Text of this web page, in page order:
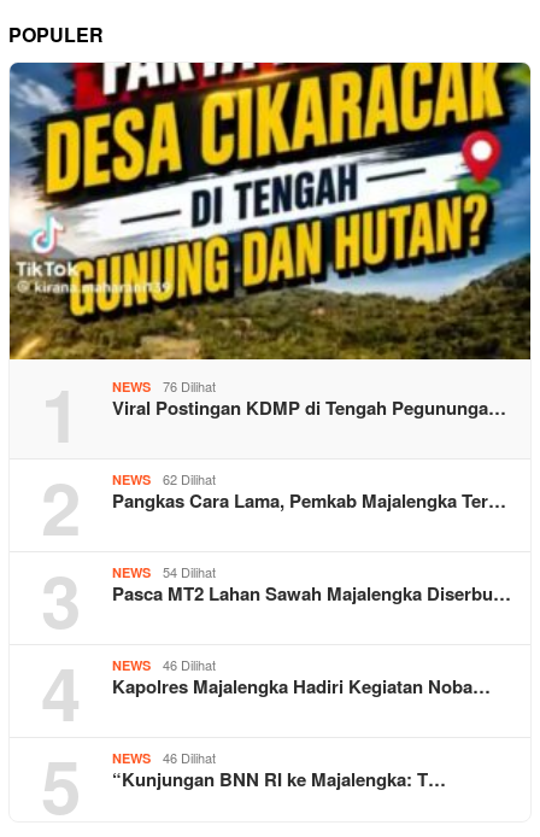
POPULER
1 NEWS 76 Dilihat
Viral Postingan KDMP di Tengah Pegununga…
2 NEWS 62 Dilihat
Pangkas Cara Lama, Pemkab Majalengka Ter…
3 NEWS 54 Dilihat
Pasca MT2 Lahan Sawah Majalengka Diserbu…
4 NEWS 46 Dilihat
Kapolres Majalengka Hadiri Kegiatan Noba…
5 NEWS 46 Dilihat
“Kunjungan BNN RI ke Majalengka: T…